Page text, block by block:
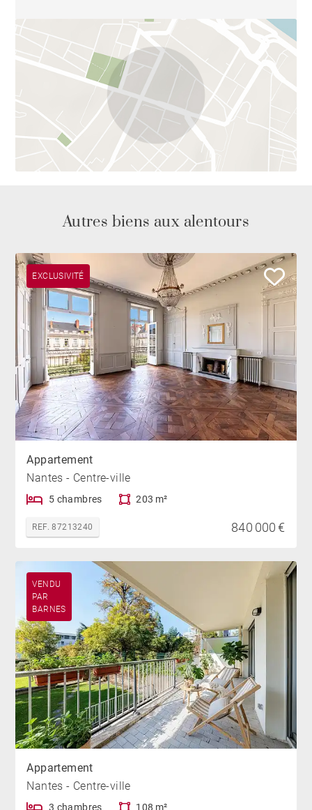
Autres biens aux alentours
EXCLUSIVITÉ
Appartement
Nantes - Centre-ville
5 chambres 203 m²
REF. 87213240 840 000 €
VENDU
PAR
BARNES
Appartement
Nantes - Centre-ville
3 chambres 108 m²